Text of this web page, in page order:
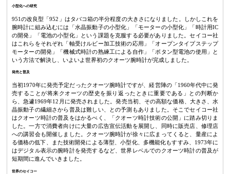
小型化への研究
951の改良型「952」はタバコ箱の半分程度の大きさになりました。しかしこれを
腕時計に組み込むには「水晶振動子の小型化」「モーターの小型化」「時計用IC
の開発」「電池の小型化」という課題を克服する必要がありました。セイコー社
はこれらをそれぞれ「軸受けルビー加工技術の応用」「オープンタイプステップ
モーターの開発」「機械式時計の熟練工による自作」「ボタン型電池の使用」と
いう方法で解決し、いよいよ世界初のクオーツ腕時計が完成しました。
発売と普及
当初1970年に発売予定だったクオーツ腕時計ですが、経営陣の「1960年代中に発
売することが将来クオーツの歴史を振り返ったときに重要である」との判断か
ら、急遽1969年12月に発売されました。発売当初、その高額な価格、大きさ、水
晶振動子の繊細さから普及は難しい、との予測もありました。そこでセイコー社
はクオーツ時計の普及をはかるべく、「クオーツ時計技術の公開」に踏み切りま
した。一方で消費者向けに大量の広告宣伝活動を展開し、同時に販売店、修理店
への講習会も開催しました。クオーツ腕時計が徐々に広まってくると、量産によ
る価格の低下、また技術開発による薄型、小型化、多機能化もすすみ、1973年に
はデジタル表示の腕時計を発売するなど、世界レベルでのクオーツ時計の普及が
短期間に進んでいきました。
世界のセイコー